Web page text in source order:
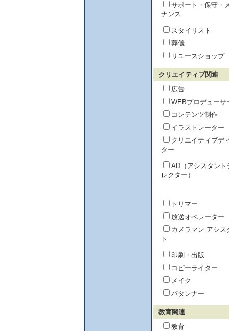
サポート・保守・
ナンス
スタイリスト
葬儀
リユースショップ
クリエイティブ関連
広告
WEBプロデューサ
コンテンツ制作
イラストレーター
クリエイティブデ
ター
AD（アシスタント
レクター）
トリマー
放送オペレーター
カメラマン アシス
ト
印刷・出版
コピーライター
メイク
パタンナー
教育関連
教育